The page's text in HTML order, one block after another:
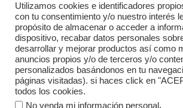
MOTOS
Competiciones
Mercedes
Accesorios
Porsche
Utilizamos cookies e identificadores
con tu consentimiento y/o nuestro interés
propósito de almacenar o acceder a
dispositivo, recabar datos personales
desarrollar y mejorar productos así como
anuncios propios y/o de terceros y/o
personalizados basándonos en tu
páginas visitadas). si haces click en
todos los cookies.
No venda mi información personal .